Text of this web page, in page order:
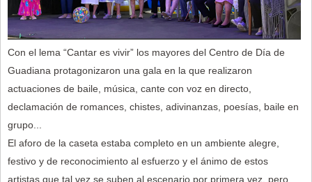
Con el lema “Cantar es vivir” los mayores del Centro de Día de
Guadiana protagonizaron una gala en la que realizaron
actuaciones de baile, música, cante con voz en directo,
declamación de romances, chistes, adivinanzas, poesías, baile en
grupo...
El aforo de la caseta estaba completo en un ambiente alegre,
festivo y de reconocimiento al esfuerzo y el ánimo de estos
artistas que tal vez se suben al escenario por primera vez, pero